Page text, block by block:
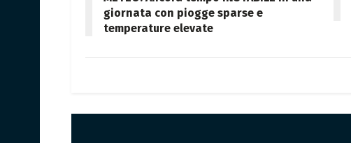
giornata con piogge sparse e
temperature elevate